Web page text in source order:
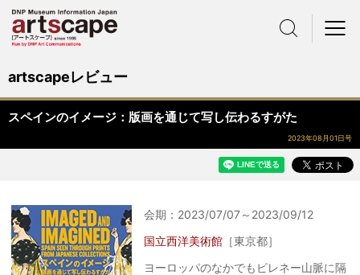
artscapeレビュー
スペインのイメージ：版画を通じて写し伝わるすがた
2023年08月01日号
会期：2023/07/07～2023/09/12
国立西洋美術館 ［東京都］
ヨーロッパのなかでもピレネー山脈に隔
サイト内検索